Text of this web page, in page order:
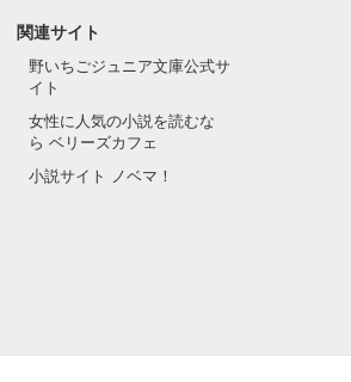
関連サイト
野いちごジュニア文庫公式サ
イト
女性に人気の小説を読むな
ら ベリーズカフェ
小説サイト ノベマ！